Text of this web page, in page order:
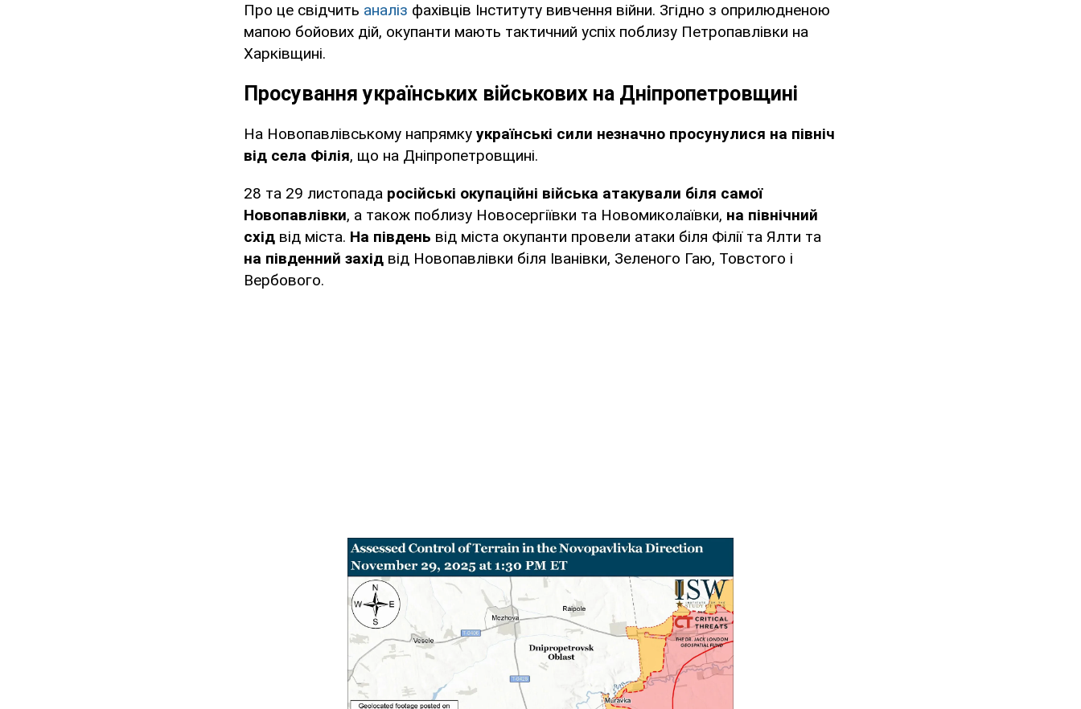
Про це свідчить аналіз фахівців Інституту вивчення війни. Згідно з оприлюдненою
мапою бойових дій, окупанти мають тактичний успіх поблизу Петропавлівки на
Харківщині.
Просування українських військових на Дніпропетровщині
На Новопавлівському напрямку українські сили незначно просунулися на північ
від села Філія, що на Дніпропетровщині.
28 та 29 листопада російські окупаційні війська атакували біля самої
Новопавлівки, а також поблизу Новосергіївки та Новомиколаївки, на північний
схід від міста. На південь від міста окупанти провели атаки біля Філії та Ялти та
на південний захід від Новопавлівки біля Іванівки, Зеленого Гаю, Товстого і
Вербового.